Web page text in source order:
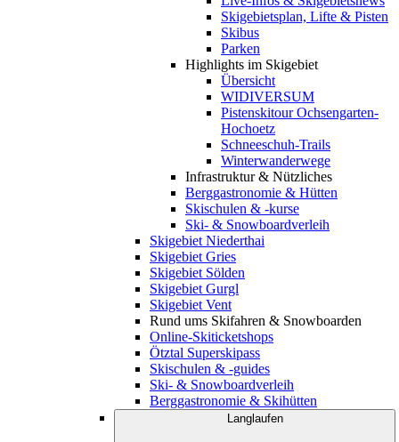
Skigebietsplan, Lifte & Pisten
Skibus
Parken
Highlights im Skigebiet
Übersicht
WIDIVERSUM
Pistenskitour Ochsengarten-
Hochoetz
Schneeschuh-Trails
Winterwanderwege
Infrastruktur & Nützliches
Berggastronomie & Hütten
Skischulen & -kurse
Ski- & Snowboardverleih
Skigebiet Niederthai
Skigebiet Gries
Skigebiet Sölden
Skigebiet Gurgl
Skigebiet Vent
Rund ums Skifahren & Snowboarden
Online-Skiticketshops
Ötztal Superskipass
Skischulen & -guides
Ski- & Snowboardverleih
Berggastronomie & Skihütten
Langlaufen